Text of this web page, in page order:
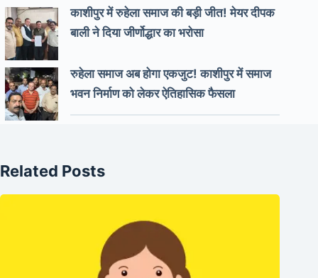
काशीपुर में रुहेला समाज की बड़ी जीत! मेयर दीपक
बाली ने दिया जीर्णोद्धार का भरोसा
रुहेला समाज अब होगा एकजुट! काशीपुर में समाज
भवन निर्माण को लेकर ऐतिहासिक फैसला
Related Posts